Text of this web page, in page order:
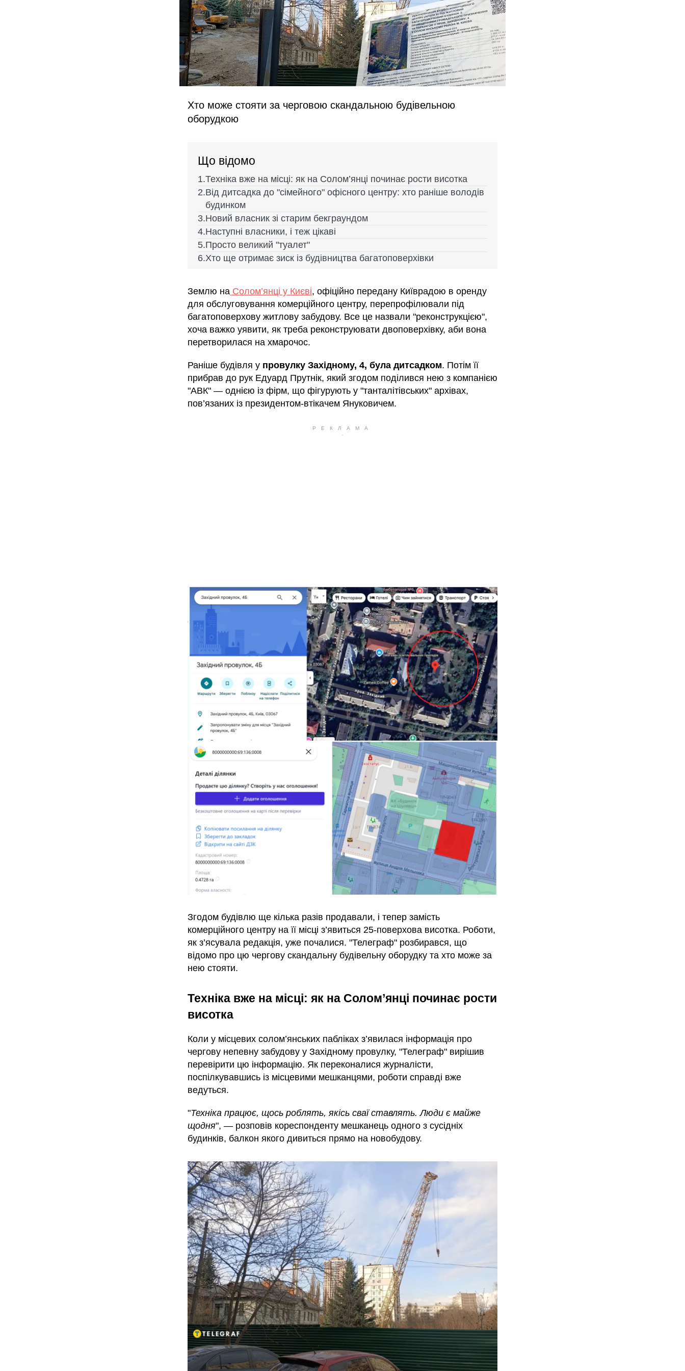
Хто може стояти за черговою скандальною будівельною
оборудкою
Що відомо
Техніка вже на місці: як на Солом’янці починає рости висотка
Від дитсадка до "сімейного" офісного центру: хто раніше володів
будинком
Новий власник зі старим бекграундом
Наступні власники, і теж цікаві
Просто великий "туалет"
Хто ще отримає зиск із будівництва багатоповерхівки
Землю на Солом’янці у Києві, офіційно передану Київрадою в оренду
для обслуговування комерційного центру, перепрофілювали під
багатоповерхову житлову забудову. Все це назвали "реконструкцією",
хоча важко уявити, як треба реконструювати двоповерхівку, аби вона
перетворилася на хмарочос.
Раніше будівля у провулку Західному, 4, була дитсадком. Потім її
прибрав до рук Едуард Прутнік, який згодом поділився нею з компанією
"АВК" — однією із фірм, що фігурують у "танталітівських" архівах,
пов’язаних із президентом-втікачем Януковичем.
Згодом будівлю ще кілька разів продавали, і тепер замість
комерційного центру на її місці з’явиться 25-поверхова висотка. Роботи,
як з’ясувала редакція, уже почалися. "Телеграф" розбирався, що
відомо про цю чергову скандальну будівельну оборудку та хто може за
нею стояти.
Техніка вже на місці: як на Солом’янці починає рости
висотка
Коли у місцевих солом’янських пабліках з’явилася інформація про
чергову непевну забудову у Західному провулку, "Телеграф" вирішив
перевірити цю інформацію. Як переконалися журналісти,
поспілкувавшись із місцевими мешканцями, роботи справді вже
ведуться.
"Техніка працює, щось роблять, якісь сваї ставлять. Люди є майже
щодня", — розповів кореспонденту мешканець одного з сусідніх
будинків, балкон якого дивиться прямо на новобудову.